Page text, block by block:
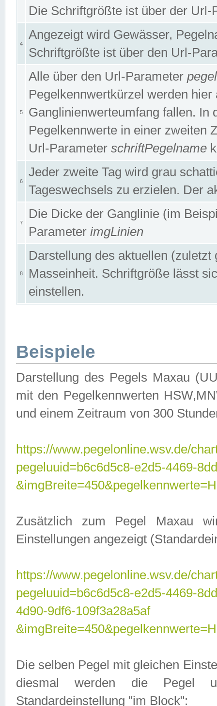
Die Schriftgrößte ist über der
4
Angezeigt wird Gewässer,
Schriftgrößte ist über den Url-
5
Alle über den Url-Parameter
Pegelkennwertkürzel werden
Ganglinienwerteumfang fallen. In
Pegelkennwerte in einer zweiten
Url-Parameter schriftPegelname
6
Jeder zweite Tag wird grau
Tageswechsels zu erzielen. Der
7
Die Dicke der Ganglinie (im
Parameter imgLinien
8
Darstellung des aktuellen
Masseinheit. Schriftgröße lässt
einstellen.
Beispiele
Darstellung des Pegels Maxau
mit den Pegelkennwerten
und einem Zeitraum von 300
https://www.pegelonline.wsv.de/
pegeluuid=b6c6d5c8-e2d5-4469-
Zusätzlich zum Pegel Maxau
Einstellungen angezeigt
https://www.pegelonline.wsv.de/
pegeluuid=b6c6d5c8-e2d5-4469-
4d90-9df6-109f3a28a5af
Die selben Pegel mit gleichen
diesmal werden die Pegel
Standardeinstellung "im Block":